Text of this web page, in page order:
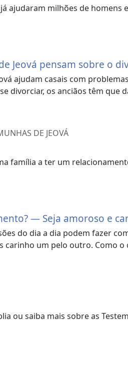
os conselhos da
esposas ou pais.
1 Timóteo 5:8) A
mesmo as famílias que
) Veja o que
casados, vivíamos com
se tornou uma
amorosa foram me
meu marido, começou a
de Jeová, porque eu
Mas agora eu vejo que, na
a todos que aplicar
ajudaram milhões de homens
Jeová pensam sobre o
ajudam casais com
divorciar, os anciãos têm que
DE JEOVÁ
família a ter um
— Seja amoroso e
do dia a dia podem fazer
carinho um pelo outro. Como o
ou saiba mais sobre as